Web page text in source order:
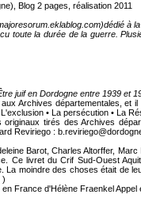
Blog 2 pages, réalisation 2011
à
toute la durée de la guerre.
juif en Dordogne entre 1939 et
Archives départementales, et
• La persécution • La
tirés des Archives
Reviriego :
Barot, Charles Altorffer,
Ce livret du Crif Sud-Ouest
moindre des choses était de
)
France d'Hélène Fraenkel Appel